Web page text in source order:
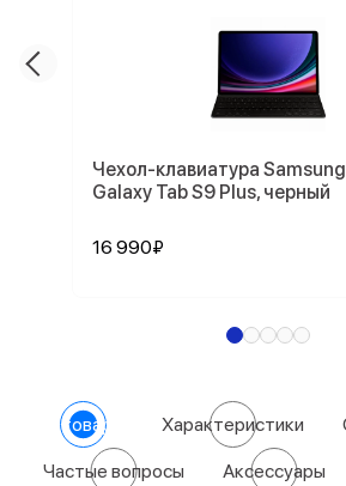
Чехол-клавиатура
Galaxy Tab S9 Plus, черный
16 990₽
О товаре Характеристики
Частые вопросы Аксессуары